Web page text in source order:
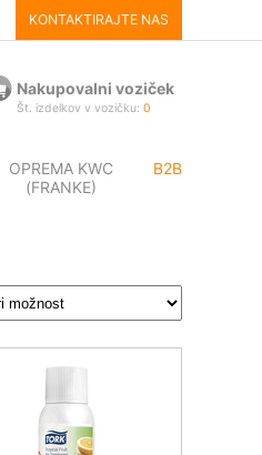
KONTAKTIRAJTE NAS
Nakupovalni voziček
Št. izdelkov v vozičku: 0
OPREMA KWC
(FRANKE)
B2B